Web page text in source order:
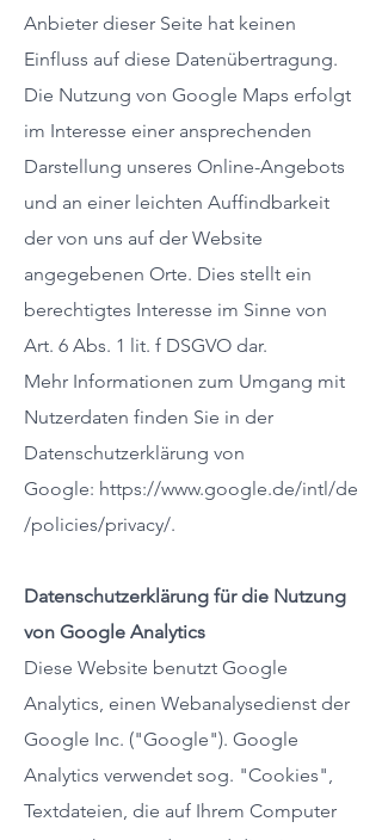
Anbieter dieser Seite hat keinen
Einfluss auf diese Datenübertragung.
Die Nutzung von Google Maps erfolgt
im Interesse einer ansprechenden
Darstellung unseres Online-Angebots
und an einer leichten Auffindbarkeit
der von uns auf der Website
angegebenen Orte. Dies stellt ein
berechtigtes Interesse im Sinne von
Art. 6 Abs. 1 lit. f DSGVO dar.
Mehr Informationen zum Umgang mit
Nutzerdaten finden Sie in der
Datenschutzerklärung von
Google: https://www.google.de/intl/de
/policies/privacy/.
Datenschutzerklärung für die Nutzung
von Google Analytics
Diese Website benutzt Google
Analytics, einen Webanalysedienst der
Google Inc. ("Google"). Google
Analytics verwendet sog. "Cookies",
Textdateien, die auf Ihrem Computer